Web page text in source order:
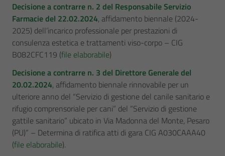
Decisione a contrarre n. 2 del Responsabile Servizio
Farmacie del 22.02.2024, affidamento biennale (2024-
2025) dell’incarico professionale per prestazioni di
consulenza estetica e trattamenti viso-corpo – CIG
B082CFC119 (file elaborabile)
Decisione a contrarre n. 3 del Direttore Generale del
20.02.2024, affidamento biennale rinnovabile per un
ulteriore anno del “Servizio di gestione del canile sanitario e
rifugio comprensoriale per cani” del “Servizio di gestione
gattile sanitario” ubicato in Via Madonna del Monte, Pesaro
(PU)” – Determina di ratifica atti di gara CIG A030CAAA40
(file elaborabile).